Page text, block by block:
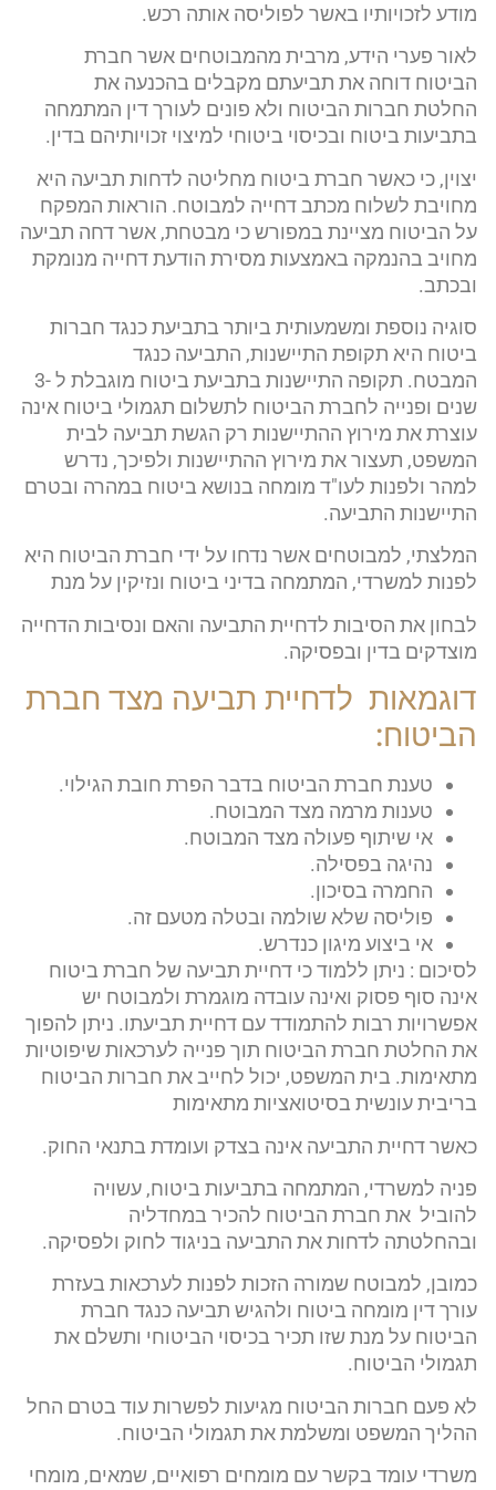
מודע לזכויותיו באשר לפוליסה אותה רכש.
לאור פערי הידע, מרבית מהמבוטחים אשר חברת
הביטוח דוחה את תביעתם מקבלים בהכנעה את
החלטת חברות הביטוח ולא פונים לעורך דין המתמחה
בתביעות ביטוח ובכיסוי ביטוחי למיצוי זכויותיהם בדין.
יצוין, כי כאשר חברת ביטוח מחליטה לדחות תביעה היא
מחויבת לשלוח מכתב דחייה למבוטח. הוראות המפקח
על הביטוח מציינת במפורש כי מבטחת, אשר דחה תביעה
מחויב בהנמקה באמצעות מסירת הודעת דחייה מנומקת
ובכתב.
סוגיה נוספת ומשמעותית ביותר בתביעת כנגד חברות
ביטוח היא תקופת התיישנות, התביעה כנגד
המבטח. תקופה התיישנות בתביעת ביטוח מוגבלת ל -3
שנים ופנייה לחברת הביטוח לתשלום תגמולי ביטוח אינה
עוצרת את מירוץ ההתיישנות רק הגשת תביעה לבית
המשפט, תעצור את מירוץ ההתיישנות ולפיכך, נדרש
למהר ולפנות לעו"ד מומחה בנושא ביטוח במהרה ובטרם
התיישנות התביעה.
המלצתי, למבוטחים אשר נדחו על ידי חברת הביטוח היא
לפנות למשרדי, המתמחה בדיני ביטוח ונזיקין על מנת
לבחון את הסיבות לדחיית התביעה והאם ונסיבות הדחייה
מוצדקים בדין ובפסיקה.
דוגמאות לדחיית תביעה מצד חברת
הביטוח:
טענת חברת הביטוח בדבר הפרת חובת הגילוי.
טענות מרמה מצד המבוטח.
אי שיתוף פעולה מצד המבוטח.
נהיגה בפסילה.
החמרה בסיכון.
פוליסה שלא שולמה ובטלה מטעם זה.
אי ביצוע מיגון כנדרש.
לסיכום : ניתן ללמוד כי דחיית תביעה של חברת ביטוח
אינה סוף פסוק ואינה עובדה מוגמרת ולמבוטח יש
אפשרויות רבות להתמודד עם דחיית תביעתו. ניתן להפוך
את החלטת חברת הביטוח תוך פנייה לערכאות שיפוטיות
מתאימות. בית המשפט, יכול לחייב את חברות הביטוח
בריבית עונשית בסיטואציות מתאימות
כאשר דחיית התביעה אינה בצדק ועומדת בתנאי החוק.
פניה למשרדי, המתמחה בתביעות ביטוח, עשויה
להוביל את חברת הביטוח להכיר במחדליה
ובהחלטתה לדחות את התביעה בניגוד לחוק ולפסיקה.
כמובן, למבוטח שמורה הזכות לפנות לערכאות בעזרת
עורך דין מומחה ביטוח ולהגיש תביעה כנגד חברת
הביטוח על מנת שזו תכיר בכיסוי הביטוחי ותשלם את
תגמולי הביטוח.
לא פעם חברות הביטוח מגיעות לפשרות עוד בטרם החל
ההליך המשפט ומשלמת את תגמולי הביטוח.
משרדי עומד בקשר עם מומחים רפואיים, שמאים, מומחי